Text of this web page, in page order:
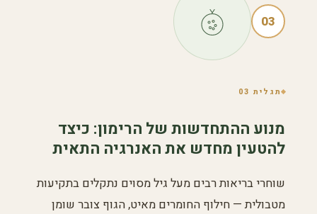
03
תגלית 03
מנוע ההתחדשות של הרימון: כיצד
להטעין מחדש את האנרגיה התאית
שוחרי בריאות רבים מעל גיל מסוים נתקלים בתקיעות
מטבולית — חילוף החומרים מאיט, הגוף צובר שומן